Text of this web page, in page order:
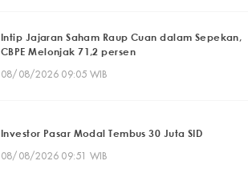
Intip Jajaran Saham Raup Cuan dalam Sepekan,
CBPE Melonjak 71,2 persen
08/08/2026 09:05 WIB
Investor Pasar Modal Tembus 30 Juta SID
08/08/2026 09:51 WIB